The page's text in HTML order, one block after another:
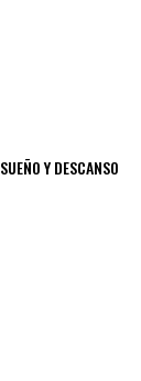
SUEÑO Y DESCANSO